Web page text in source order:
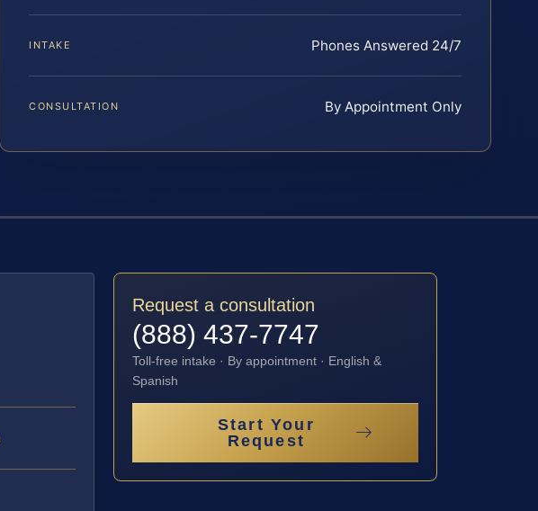
INTAKE Phones Answered 24/7
CONSULTATION By Appointment Only
Request a consultation
(888) 437-7747
Toll-free intake · By appointment · English &
Spanish
Start Your
Request